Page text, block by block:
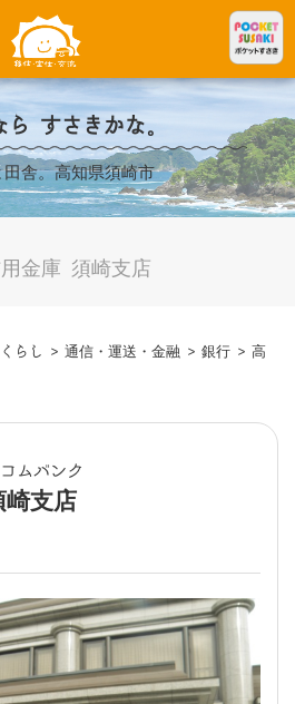
ら すさきかな。
舎。高知県須崎市
金庫 須崎支店
くらし > 通信・運送・金融 > 銀行 > 高
ムバンク
支店